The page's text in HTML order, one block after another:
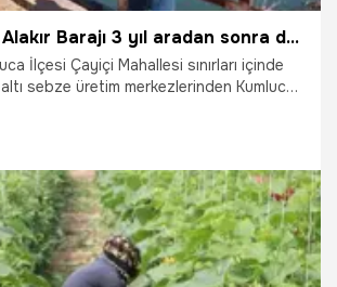
Kumluca'daki Alakır Barajı 3 yıl aradan sonra doldu taştı, üretici bayram etti
İlçesi Çayiçi Mahallesi sınırları içinde
sebze üretim merkezlerinden Kumluca